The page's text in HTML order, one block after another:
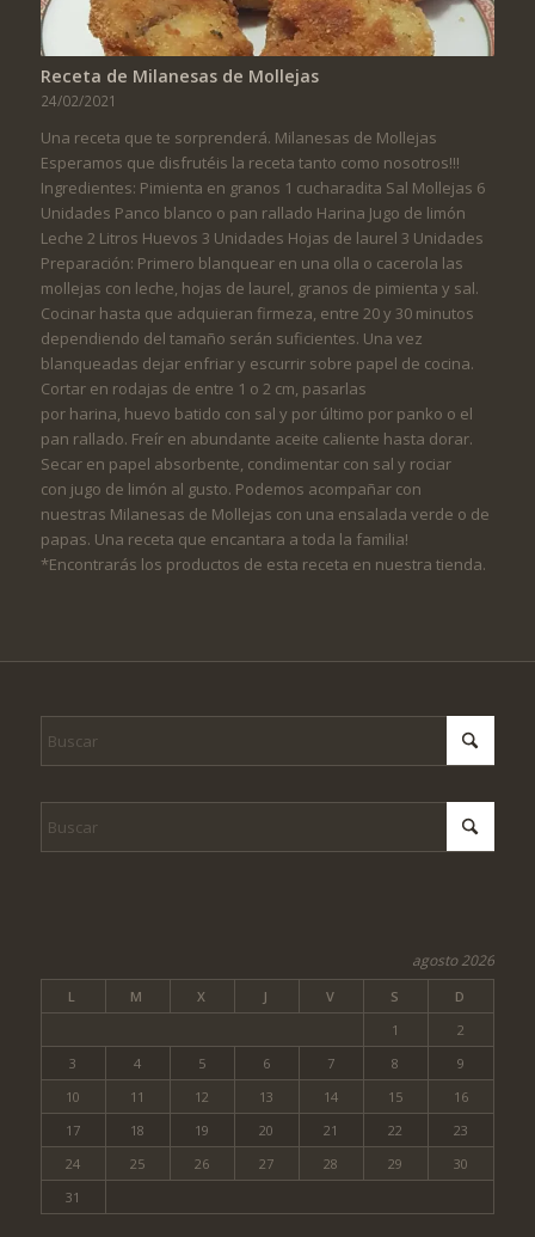
Receta de Milanesas de Mollejas
24/02/2021
Una receta que te sorprenderá. Milanesas de Mollejas
Esperamos que disfrutéis la receta tanto como nosotros!!!
Ingredientes: Pimienta en granos 1 cucharadita Sal Mollejas 6
Unidades Panco blanco o pan rallado Harina Jugo de limón
Leche 2 Litros Huevos 3 Unidades Hojas de laurel 3 Unidades
Preparación: Primero blanquear en una olla o cacerola las
mollejas con leche, hojas de laurel, granos de pimienta y sal.
Cocinar hasta que adquieran firmeza, entre 20 y 30 minutos
dependiendo del tamaño serán suficientes. Una vez
blanqueadas dejar enfriar y escurrir sobre papel de cocina.
Cortar en rodajas de entre 1 o 2 cm, pasarlas
por harina, huevo batido con sal y por último por panko o el
pan rallado. Freír en abundante aceite caliente hasta dorar.
Secar en papel absorbente, condimentar con sal y rociar
con jugo de limón al gusto. Podemos acompañar con
nuestras Milanesas de Mollejas con una ensalada verde o de
papas. Una receta que encantara a toda la familia!
*Encontrarás los productos de esta receta en nuestra tienda.
agosto 2026
L M X J V S
D
1
2
3
4 5 6 7 8
9
10
11 12 13 14 15
16
17
18 19 20 21 22
23
24
25 26 27 28 29
30
31